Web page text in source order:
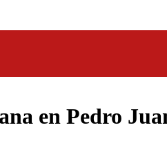
en Pedro